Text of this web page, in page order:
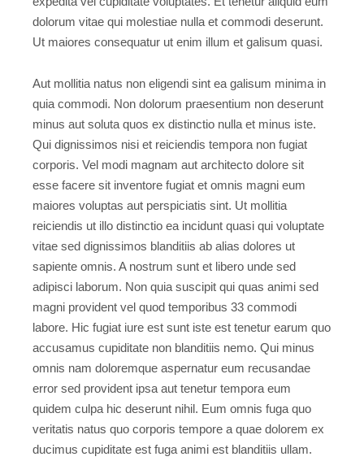
dolorum vitae qui molestiae nulla et commodi deserunt.
Ut maiores consequatur ut enim illum et galisum quasi.
Aut mollitia natus non eligendi sint ea galisum minima in
quia commodi. Non dolorum praesentium non deserunt
minus aut soluta quos ex distinctio nulla et minus iste.
Qui dignissimos nisi et reiciendis tempora non fugiat
corporis. Vel modi magnam aut architecto dolore sit
esse facere sit inventore fugiat et omnis magni eum
maiores voluptas aut perspiciatis sint. Ut mollitia
reiciendis ut illo distinctio ea incidunt quasi qui voluptate
vitae sed dignissimos blanditiis ab alias dolores ut
sapiente omnis. A nostrum sunt et libero unde sed
adipisci laborum. Non quia suscipit qui quas animi sed
magni provident vel quod temporibus 33 commodi
labore. Hic fugiat iure est sunt iste est tenetur earum quo
accusamus cupiditate non blanditiis nemo. Qui minus
omnis nam doloremque aspernatur eum recusandae
error sed provident ipsa aut tenetur tempora eum
quidem culpa hic deserunt nihil. Eum omnis fuga quo
veritatis natus quo corporis tempore a quae dolorem ex
ducimus cupiditate est fuga animi est blanditiis ullam.